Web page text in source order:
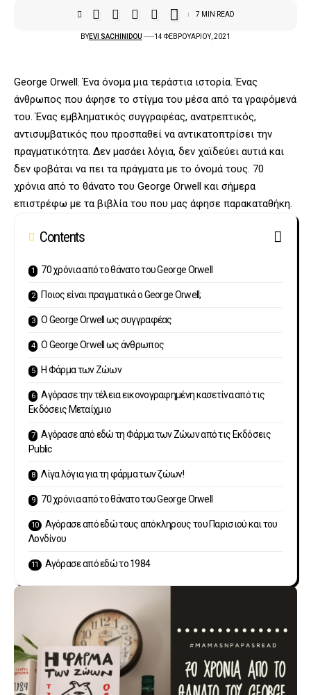
BYEVI SACHINIDOU 14 ΦΕΒΡΟΥΑΡΊΟΥ, 2021
7 MIN READ
George Orwell. Ένα όνομα μια τεράστια ιστορία. Ένας
άνθρωπος που άφησε το στίγμα του μέσα από τα γραφόμενά
του. Ένας εμβληματικός συγγραφέας, ανατρεπτικός,
αντισυμβατικός που προσπαθεί να αντικατοπτρίσει την
πραγματικότητα. Δεν μασάει λόγια, δεν χαϊδεύει αυτιά και
δεν φοβάται να πει τα πράγματα με το όνομά τους. 70
χρόνια από το θάνατο του George Orwell και σήμερα
επιστρέφω με τα βιβλία του που μας άφησε παρακαταθήκη.
Contents
70 χρόνια από το θάνατο του George Orwell
Ποιος είναι πραγματικά ο George Orwell;
O George Orwell ως συγγραφέας
Ο George Orwell ως άνθρωπος
Η Φάρμα των Ζώων
Αγόρασε την τέλεια εικονογραφημένη κασετίνα από τις
Εκδόσεις Μεταίχμιο
Αγόρασε από εδώ τη Φάρμα των Ζώων από τις Εκδόσεις
Public
Λίγα λόγια για τη φάρμα των ζώων!
70 χρόνια από το θάνατο του George Orwell
Αγόρασε από εδώ τους απόκληρους του Παρισιού και του
Λονδίνου
Αγόρασε από εδώ το 1984